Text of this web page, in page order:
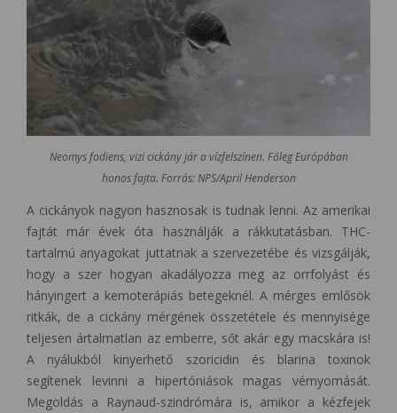
Neomys fodiens, vizi cickány jár a vízfelszínen. Főleg Európában
honos fajta. Forrás: NPS/April Henderson
A cickányok nagyon hasznosak is tudnak lenni. Az amerikai
fajtát már évek óta használják a rákkutatásban. THC-
tartalmú anyagokat juttatnak a szervezetébe és vizsgálják,
hogy a szer hogyan akadályozza meg az orrfolyást és
hányingert a kemoterápiás betegeknél. A mérges emlősök
ritkák, de a cickány mérgének összetétele és mennyisége
teljesen ártalmatlan az emberre, sőt akár egy macskára is!
A nyálukból kinyerhető szoricidin és blarina toxinok
segítenek levinni a hipertóniások magas vérnyomását.
Megoldás a Raynaud-szindrómára is, amikor a kézfejek